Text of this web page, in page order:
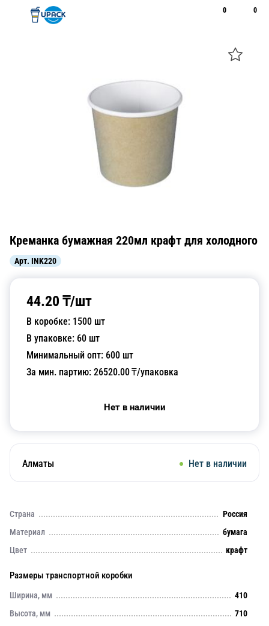
0 0
Креманка бумажная 220мл крафт для холодного
Арт. INK220
44.20 ₸/шт
В коробке: 1500 шт
В упаковке: 60 шт
Минимальный опт: 600 шт
За мин. партию: 26520.00₸/упаковка
Нет в наличии
Алматы Нет в наличии
Страна
Россия
Материал
бумага
Цвет
крафт
Размеры транспортной коробки
Ширина, мм
410
Высота, мм
710